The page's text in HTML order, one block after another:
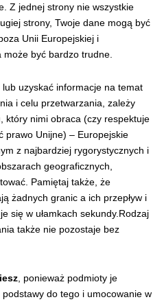
Z jednej strony nie wszystkie
strony, Twoje dane mogą być
Unii Europejskiej i
może być bardzo trudne.
uzyskać informacje na temat
i celu przetwarzania, zależy
który nimi obraca (czy respektuje
prawo Unijne) – Europejskie
z najbardziej rygorystycznych i
geograficznych,
Pamiętaj także, że
żadnych granic a ich przepływ i
się w ułamkach sekundy.Rodzaj
także nie pozostaje bez
, ponieważ podmioty je
do tego i umocowanie w